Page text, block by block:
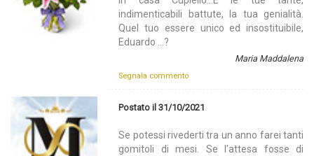
indimenticabili battute, la tua genialità.
Quel tuo essere unico ed insostituibile,
Eduardo ...?
Maria Maddalena
Segnala commento
Postato il 31/10/2021
Se potessi rivederti tra un anno farei tanti
gomitoli di mesi. Se l’attesa fosse di